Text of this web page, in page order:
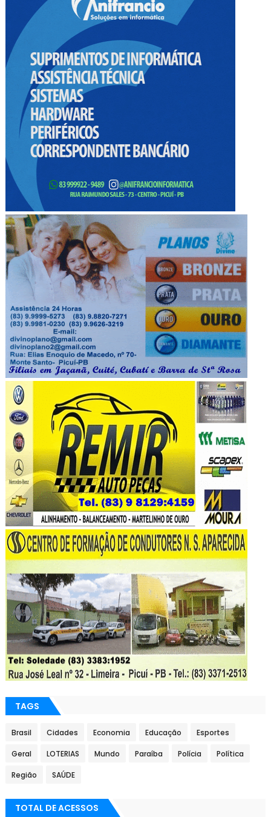
TAGS
Brasil Cidades Economia Educação Esportes
Geral LOTERIAS Mundo Paraíba Polícia Política
Região SAÚDE
TOTAL DE ACESSOS